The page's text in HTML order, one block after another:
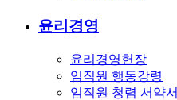
윤리경영
윤리경영헌장
임직원 행동강령
임직원 청렴 서약서